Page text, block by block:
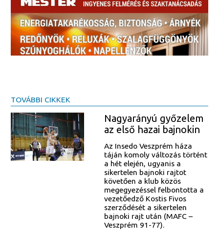
TOVÁBBI CIKKEK
Nagyarányú győzelem
az első hazai bajnokin
Az Insedo Veszprém háza
táján komoly változás történt
a hét elején, ugyanis a
sikertelen bajnoki rajtot
követően a klub közös
megegyezéssel felbontotta a
vezetőedző Kostis Fivos
szerződését a sikertelen
bajnoki rajt után (MAFC –
Veszprém 91-77).